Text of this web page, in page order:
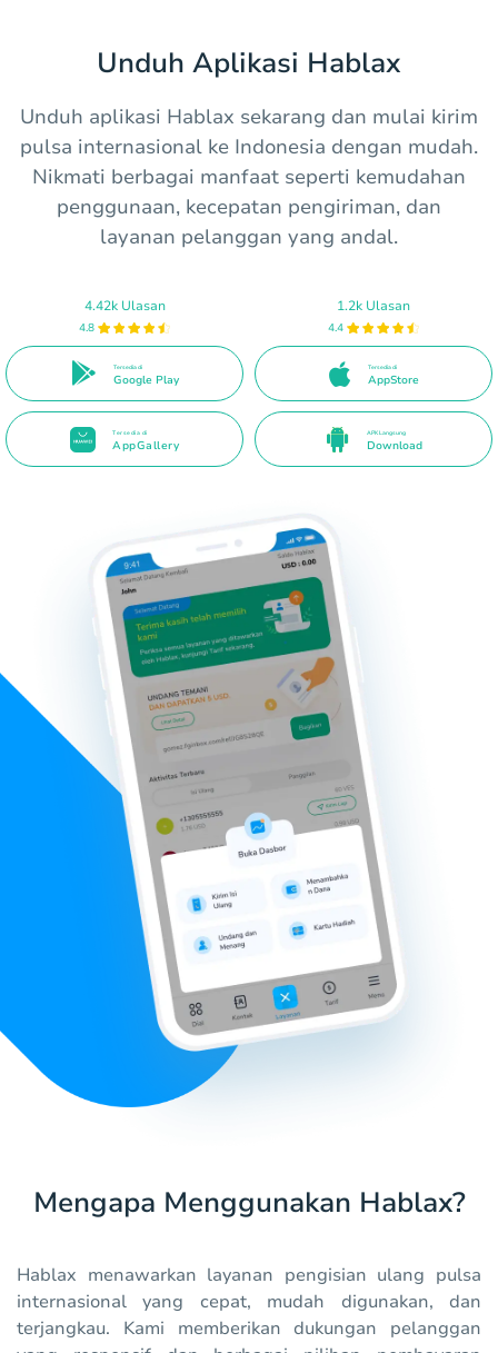
Unduh Aplikasi Hablax
Unduh aplikasi Hablax sekarang dan mulai kirim
pulsa internasional ke Indonesia dengan mudah.
Nikmati berbagai manfaat seperti kemudahan
penggunaan, kecepatan pengiriman, dan
layanan pelanggan yang andal.
4.42k Ulasan
4.8
Tersedia di
Google Play
1.2k Ulasan
4.4
Tersedia di
AppStore
Tersedia di
AppGallery
APK Langsung
Download
Mengapa Menggunakan Hablax?
Hablax menawarkan layanan pengisian ulang pulsa
internasional yang cepat, mudah digunakan, dan
terjangkau. Kami memberikan dukungan pelanggan